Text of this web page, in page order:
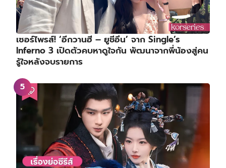
เซอร์ไพรส์! ‘อีกวานฮี – ยูชีอึน’ จาก Single’s
Inferno 3 เปิดตัวคบหาดูใจกัน พัฒนาจากพี่น้องสู่คน
รู้ใจหลังจบรายการ